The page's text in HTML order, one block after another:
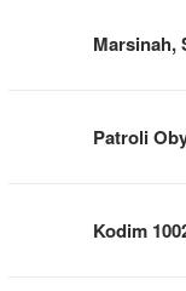
Marsinah,
Patroli
Kodim